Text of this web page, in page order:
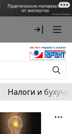
Налоги и